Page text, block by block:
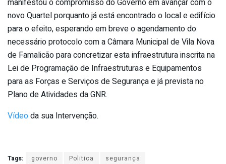
manifestou o compromisso do Governo em avançar com o
novo Quartel porquanto já está encontrado o local e edifício
para o efeito, esperando em breve o agendamento do
necessário protocolo com a Câmara Municipal de Vila Nova
de Famalicão para concretizar esta infraestrutura inscrita na
Lei de Programação de Infraestruturas e Equipamentos
para as Forças e Serviços de Segurança e já prevista no
Plano de Atividades da GNR.
Vídeoda sua Intervenção.
Tags: governo Politica
segurança